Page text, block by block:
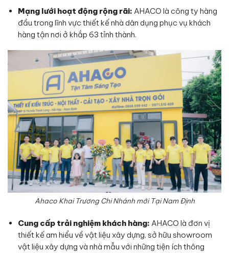
Mạng lưới hoạt động rộng rãi: AHACO là công ty hàng
đầu trong lĩnh vực thiết kế nhà dân dụng phục vụ khách
hàng tận nơi ở khắp 63 tỉnh thành.
Ahaco Khai Trương Chi Nhánh mới Tại Nam Định
Cung cấp trải nghiệm khách hàng: AHACO là đơn vị
thiết kế am hiểu về vật liệu xây dựng, sở hữu showroom
vật liệu xây dựng và nhà mẫu với những tiện ích thông